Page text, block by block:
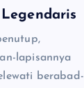
lapisannya
berabad-